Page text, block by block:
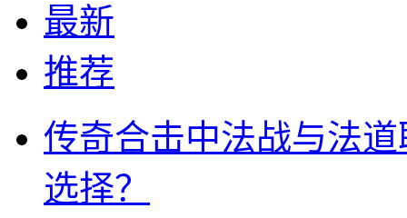
最新
推荐
传奇合击中法战与法
选择？